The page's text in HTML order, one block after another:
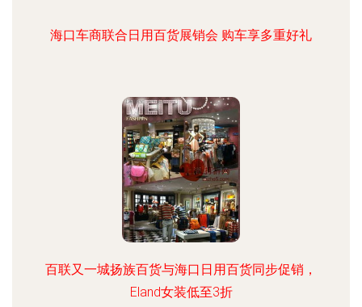
海口车商联合日用百货展销会 购车享多重好礼
百联又一城扬族百货与海口日用百货同步促销，
Eland女装低至3折